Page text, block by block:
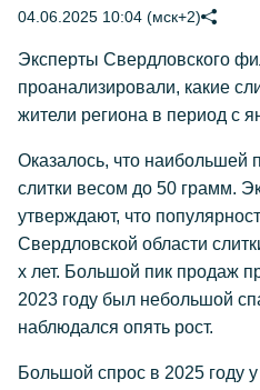
04.06.2025 10:04 (мск+2)
Эксперты Свердловского
проанализировали, какие
жители региона в период с
Оказалось, что наибольшей
слитки весом до 50 грамм.
утверждают, что
Свердловской области
х лет. Большой пик продаж
2023 году был небольшой
наблюдался опять рост.
Большой спрос в 2025 году